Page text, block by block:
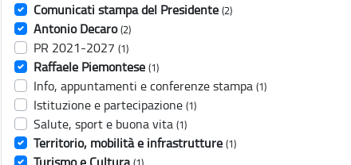
Comunicati stampa del Presidente (2)
Antonio Decaro (2)
PR 2021-2027 (1)
Raffaele Piemontese (1)
Info, appuntamenti e conferenze stampa (1)
Istituzione e partecipazione (1)
Salute, sport e buona vita (1)
Territorio, mobilità e infrastrutture (1)